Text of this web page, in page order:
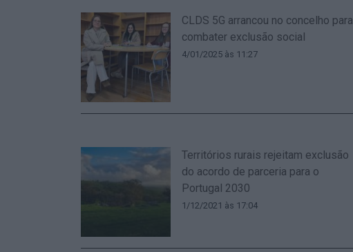
CLDS 5G arrancou no concelho para
combater exclusão social
4/01/2025 às 11:27
Territórios rurais rejeitam exclusão
do acordo de parceria para o
Portugal 2030
1/12/2021 às 17:04